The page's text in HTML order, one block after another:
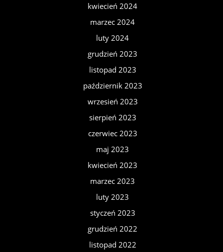
kwiecień 2024
marzec 2024
luty 2024
grudzień 2023
listopad 2023
październik 2023
wrzesień 2023
sierpień 2023
czerwiec 2023
maj 2023
kwiecień 2023
marzec 2023
luty 2023
styczeń 2023
grudzień 2022
listopad 2022